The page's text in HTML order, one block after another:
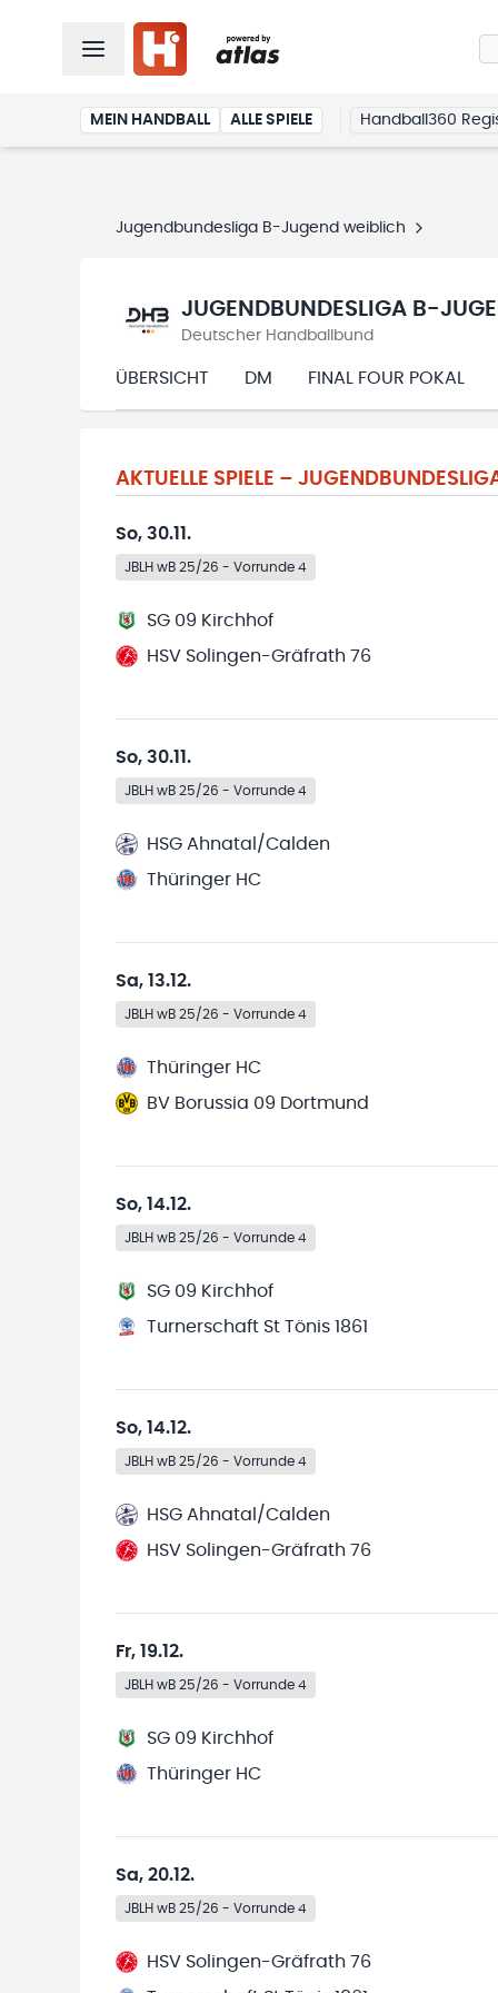
MEIN HANDBALL ALLE SPIELE Handball360
Jugendbundesliga B-Jugend weiblich
JUGENDBUNDESLIGA B-
Deutscher Handballbund
ÜBERSICHT DM FINAL FOUR POKAL
AKTUELLE SPIELE –
So, 30.11.
JBLH wB 25/26 - Vorrunde 4
SG 09 Kirchhof
HSV Solingen-Gräfrath 76
So, 30.11.
JBLH wB 25/26 - Vorrunde 4
HSG Ahnatal/Calden
Thüringer HC
Sa, 13.12.
JBLH wB 25/26 - Vorrunde 4
Thüringer HC
BV Borussia 09 Dortmund
So, 14.12.
JBLH wB 25/26 - Vorrunde 4
SG 09 Kirchhof
Turnerschaft St Tönis 1861
So, 14.12.
JBLH wB 25/26 - Vorrunde 4
HSG Ahnatal/Calden
HSV Solingen-Gräfrath 76
Fr, 19.12.
JBLH wB 25/26 - Vorrunde 4
SG 09 Kirchhof
Thüringer HC
Sa, 20.12.
JBLH wB 25/26 - Vorrunde 4
HSV Solingen-Gräfrath 76